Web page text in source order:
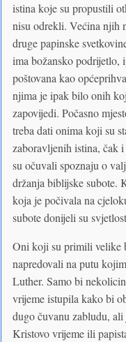
istina koje su propustili
nisu odrekli. Većina njih
druge papinske
ima božansko podrijetlo,
poštovana kao
njima je ipak bilo onih
zapovijedi. Počasno
treba dati onima koji su
zaboravljenih istina, čak
su očuvali spoznaju o
držanja biblijske subote.
koja je počivala na
subote donijeli su
Oni koji su primili velike
napredovali na putu
Luther. Samo bi
vrijeme istupila kako bi
dugo čuvanu zabludu,
Kristovo vrijeme ili